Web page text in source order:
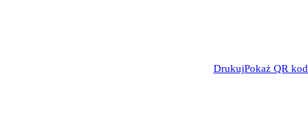
DrukujPokaż QR kod